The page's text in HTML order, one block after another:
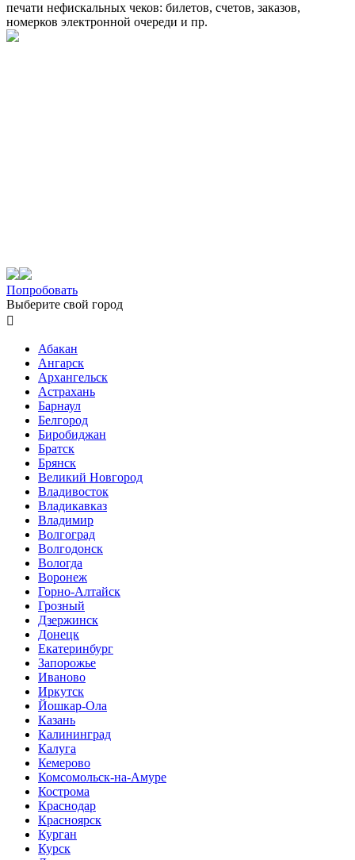
печати нефискальных чеков: билетов, счетов, заказов,
номерков электронной очереди и пр.
Попробовать
Выберите свой город

Абакан
Ангарск
Архангельск
Астрахань
Барнаул
Белгород
Биробиджан
Братск
Брянск
Великий Новгород
Владивосток
Владикавказ
Владимир
Волгоград
Волгодонск
Вологда
Воронеж
Горно-Алтайск
Грозный
Дзержинск
Донецк
Екатеринбург
Запорожье
Иваново
Иркутск
Йошкар-Ола
Казань
Калининград
Калуга
Кемерово
Комсомольск-на-Амуре
Кострома
Краснодар
Красноярск
Курган
Курск